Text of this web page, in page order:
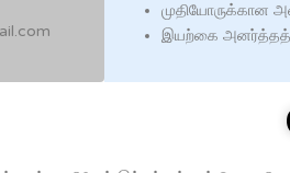
முதியோருக்கான
இயற்கை